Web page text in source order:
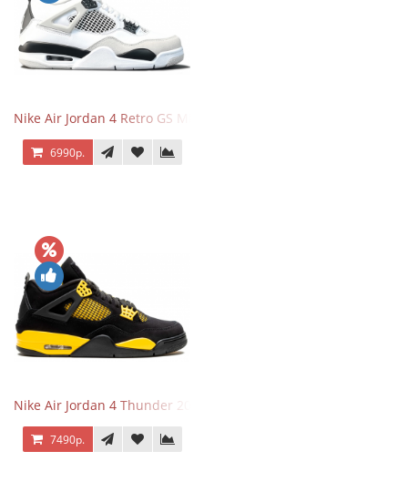
Nike Air Jordan 4 Retro GS Military Black
6990р.
Nike Air Jordan 4 Thunder 2023
7490р.